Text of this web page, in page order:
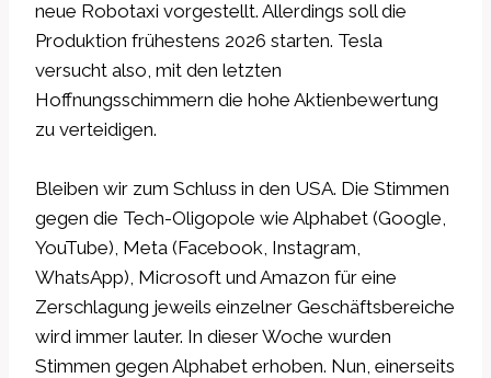
neue Robotaxi vorgestellt. Allerdings soll die
Produktion frühestens 2026 starten. Tesla
versucht also, mit den letzten
Hoffnungsschimmern die hohe Aktienbewertung
zu verteidigen.
Bleiben wir zum Schluss in den USA. Die Stimmen
gegen die Tech-Oligopole wie Alphabet (Google,
YouTube), Meta (Facebook, Instagram,
WhatsApp), Microsoft und Amazon für eine
Zerschlagung jeweils einzelner Geschäftsbereiche
wird immer lauter. In dieser Woche wurden
Stimmen gegen Alphabet erhoben. Nun, einerseits